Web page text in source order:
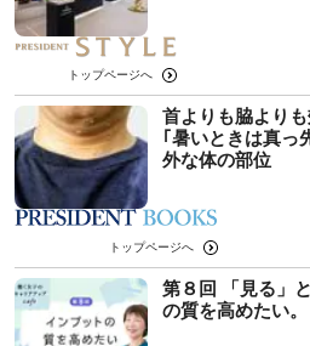
トップページへ
首よりも脇より
｢暑いときは真っ
外な体の部位
トップページへ
第８回 「見る」
の質を高めたい。